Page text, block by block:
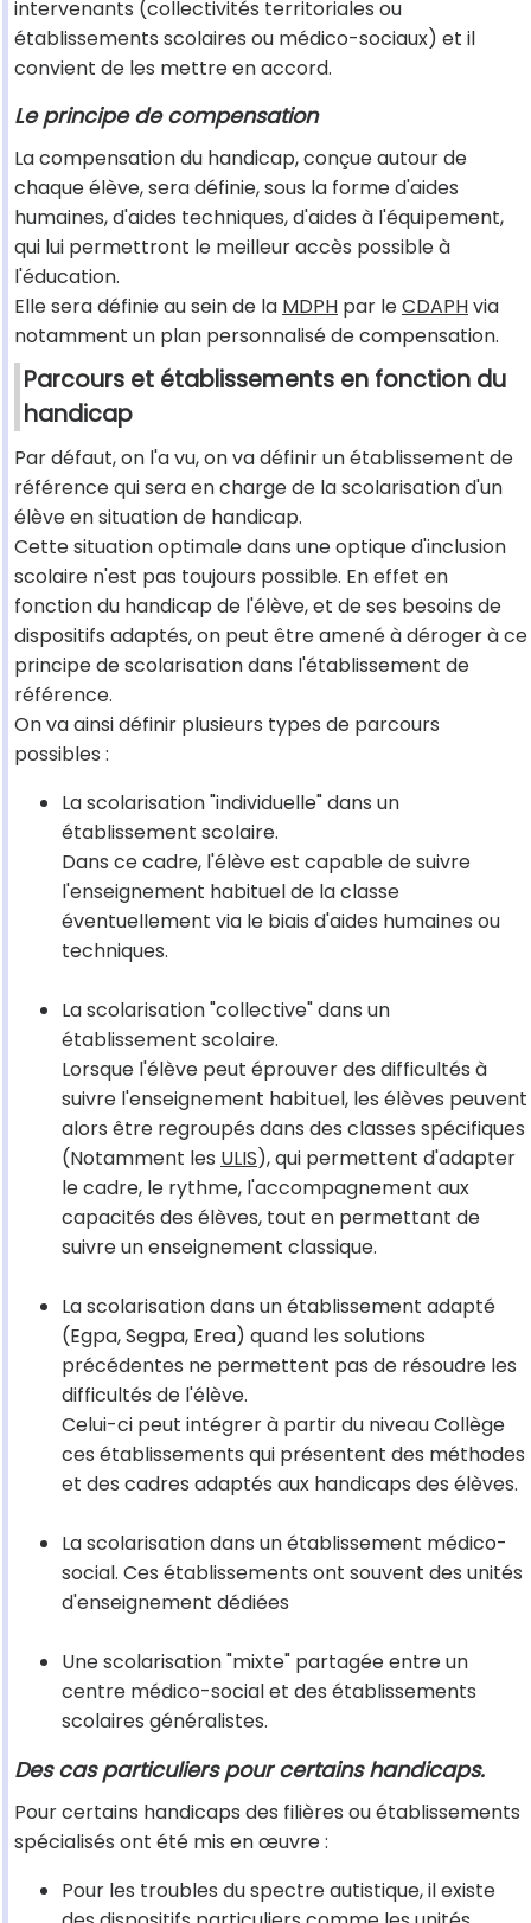
intervenants (collectivités territoriales ou
établissements scolaires ou médico-sociaux) et il
convient de les mettre en accord.
Le principe de compensation
La compensation du handicap, conçue autour de
chaque élève, sera définie, sous la forme d'aides
humaines, d'aides techniques, d'aides à l'équipement,
qui lui permettront le meilleur accès possible à
l'éducation.
Elle sera définie au sein de la MDPH par leCDAPHvia
notamment un plan personnalisé de compensation.
Parcours et établissements en fonction du
handicap
Par défaut, on l'a vu, on va définir un établissement de
référence qui sera en charge de la scolarisation d'un
élève en situation de handicap.
Cette situation optimale dans une optique d'inclusion
scolaire n'est pas toujours possible. En effet en
fonction du handicap de l'élève, et de ses besoins de
dispositifs adaptés, on peut être amené à déroger à ce
principe de scolarisation dans l'établissement de
référence.
On va ainsi définir plusieurs types de parcours
possibles :
La scolarisation "individuelle" dans un
établissement scolaire.
Dans ce cadre, l'élève est capable de suivre
l'enseignement habituel de la classe
éventuellement via le biais d'aides humaines ou
techniques.
La scolarisation "collective" dans un
établissement scolaire.
Lorsque l'élève peut éprouver des difficultés à
suivre l'enseignement habituel, les élèves peuvent
alors être regroupés dans des classes spécifiques
(Notamment les ULIS), qui permettent d'adapter
le cadre, le rythme, l'accompagnement aux
capacités des élèves, tout en permettant de
suivre un enseignement classique.
La scolarisation dans un établissement adapté
(Egpa, Segpa, Erea) quand les solutions
précédentes ne permettent pas de résoudre les
difficultés de l'élève.
Celui-ci peut intégrer à partir du niveau Collège
ces établissements qui présentent des méthodes
et des cadres adaptés aux handicaps des élèves.
La scolarisation dans un établissement médico-
social. Ces établissements ont souvent des unités
d'enseignement dédiées
Une scolarisation "mixte" partagée entre un
centre médico-social et des établissements
scolaires généralistes.
Des cas particuliers pour certains handicaps.
Pour certains handicaps des filières ou établissements
spécialisés ont été mis en œuvre :
Pour les troubles du spectre autistique, il existe